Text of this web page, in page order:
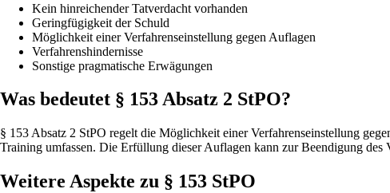
Kein hinreichender Tatverdacht vorhanden
Geringfügigkeit der Schuld
Möglichkeit einer Verfahrenseinstellung gegen Auflagen
Verfahrenshindernisse
Sonstige pragmatische Erwägungen
Was bedeutet § 153 Absatz 2 StPO?
§ 153 Absatz 2 StPO regelt die Möglichkeit einer Verfahrenseinstellung
Training umfassen. Die Erfüllung dieser Auflagen kann zur Beendigung des
Weitere Aspekte zu § 153 StPO